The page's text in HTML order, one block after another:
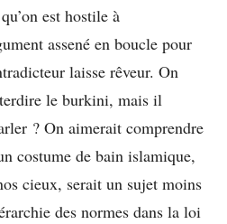
est hostile à
assené en boucle pour
laisse rêveur. On
le burkini, mais il
? On aimerait comprendre
costume de bain islamique,
cieux, serait un sujet moins
des normes dans la loi